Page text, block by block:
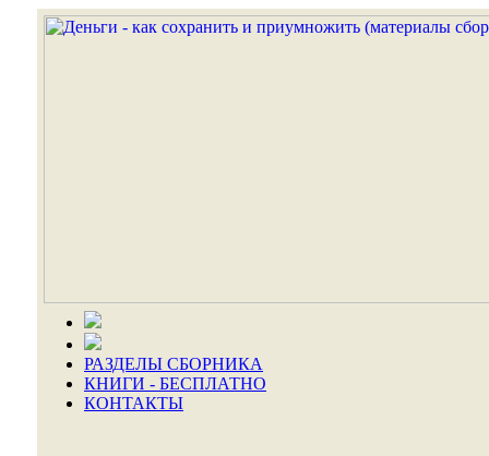
РАЗДЕЛЫ СБОРНИКА
КНИГИ - БЕСПЛАТНО
КОНТАКТЫ